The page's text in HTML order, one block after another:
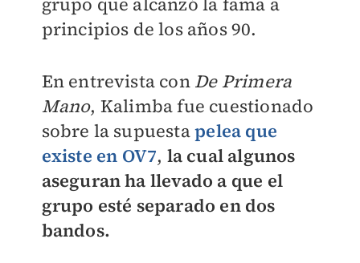
principios de los años 90.
En entrevista conDe Primera
Mano, Kalimba fue cuestionado
sobre la supuestapelea que
existe en OV7, la cual algunos
aseguran ha llevado a que el
grupo esté separado en dos
bandos.